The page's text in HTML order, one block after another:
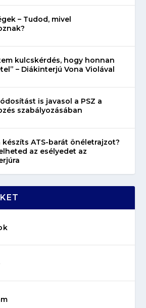
– Tudod, mivel
kulcskérdés, hogy honnan
– Diákinterjú Vona Violával
is javasol a PSZ a
szabályozásában
készíts ATS-barát önéletrajzot?
az esélyedet az